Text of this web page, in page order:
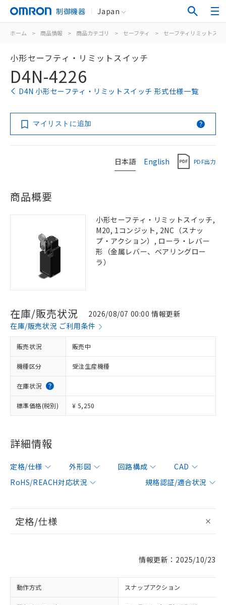
制御機器 Japan
ホーム > 商品情報 > 商品カテゴリ > セーフティ > セーフティリミットスイ
小形セーフティ・リミットスイッチ
D4N-4226
D4N 小形セーフティ・リミットスイッチ 形式仕様一覧
マイリストに追加
日本語 English PDF出力
商品概要
小形セーフティ・リミットスイッチ,
M20, 1コンジット, 2NC（スナッ
プ・アクション）, ローラ・レバー
形（金属レバー、ベアリングロー
ラ）
在庫/販売状況
2026/08/07 00:00 情報更新
在庫/販売状況 ご利用条件
販売状況 販売中
機種区分 受注生産機種
在庫状況
標準価格(税別) ¥ 5,250
詳細情報
定格/仕様 外形図 回路構成
CAD
RoHS/REACH対応状況
規格認証/適合状況
定格/仕様
情報更新：2025/10/23
動作方式 スナップアクション